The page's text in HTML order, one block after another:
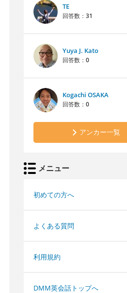
TE
回答数： 31
Yuya J. Kato
回答数： 0
Kogachi OSAKA
回答数： 0
アンカー一覧
メニュー
初めての方へ
よくある質問
利用規約
DMM英会話トップへ